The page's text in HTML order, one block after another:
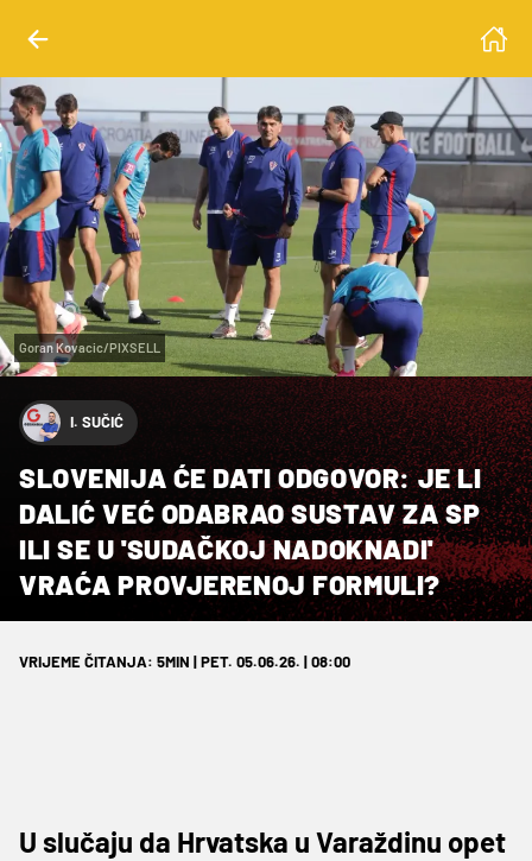
Goran Kovacic/PIXSELL
I. SUČIĆ
SLOVENIJA ĆE DATI ODGOVOR: JE LI
DALIĆ VEĆ ODABRAO SUSTAV ZA SP
ILI SE U 'SUDAČKOJ NADOKNADI'
VRAĆA PROVJERENOJ FORMULI?
VRIJEME ČITANJA: 5MIN | PET. 05.06.26. | 08:00
U slučaju da Hrvatska u Varaždinu opet